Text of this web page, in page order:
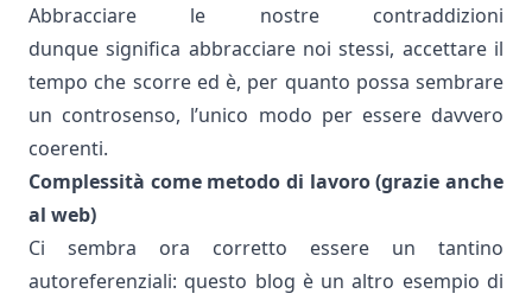
Abbracciare le nostre contraddizioni
dunque significa abbracciare noi stessi, accettare il
tempo che scorre ed è, per quanto possa sembrare
un controsenso, l’unico modo per essere davvero
coerenti.
Complessità come metodo di lavoro (grazie anche
al web)
Ci sembra ora corretto essere un tantino
autoreferenziali: questo blog è un altro esempio di